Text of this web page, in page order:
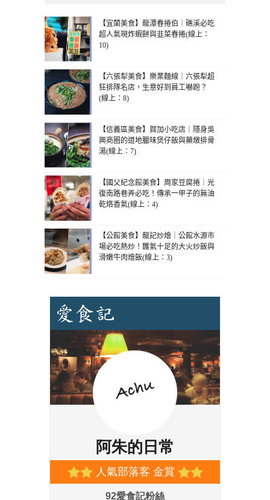
【宜蘭美食】龍潭春捲伯｜礁溪必吃
超人氣現炸蝦餅與韭菜春捲(線上：
10)
【六張犁美食】樂業麵線｜六張犁超
狂排隊名店，生意好到員工嚇跑？
(線上：8)
【信義區美食】賀加小吃店｜隱身吳
興商圈的道地臘味煲仔飯與藥燉排骨
湯(線上：7)
【國父紀念館美食】周家豆腐捲｜光
復南路巷弄必吃！傳承一甲子的無油
乾烙香氣(線上：4)
【公館美食】龍記炒燴｜公館水源市
場必吃熱炒！鑊氣十足的大火炒飯與
滑嫩牛肉燴飯(線上：3)